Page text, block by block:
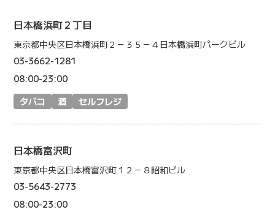
日本橋浜町２丁目
東京都中央区日本橋浜町２－３５－４日本橋浜町パークビル
03-3662-1281
08:00-23:00
タバコ
酒 セルフレジ
日本橋富沢町
東京都中央区日本橋富沢町１２－８昭和ビル
03-5643-2773
08:00-23:00